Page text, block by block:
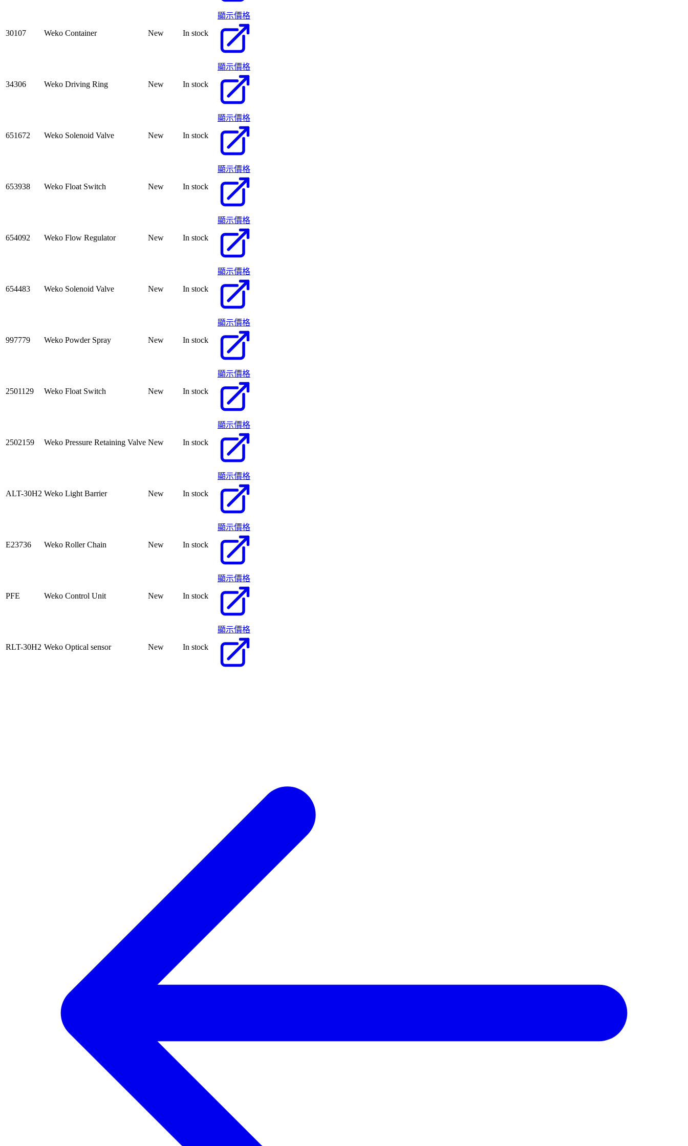
30107 Weko Container New In stock
顯示價格
34306 Weko Driving Ring New In stock
顯示價格
651672 Weko Solenoid Valve New In stock
顯示價格
653938 Weko Float Switch New In stock
顯示價格
654092 Weko Flow Regulator New In stock
顯示價格
654483 Weko Solenoid Valve New In stock
顯示價格
997779 Weko Powder Spray New In stock
顯示價格
2501129 Weko Float Switch New In stock
顯示價格
2502159 Weko Pressure Retaining Valve New In stock
顯示價格
ALT-30H2 Weko Light Barrier New In stock
顯示價格
E23736 Weko Roller Chain New In stock
顯示價格
PFE Weko Control Unit New In stock
顯示價格
RLT-30H2 Weko Optical sensor New In stock
顯示價格